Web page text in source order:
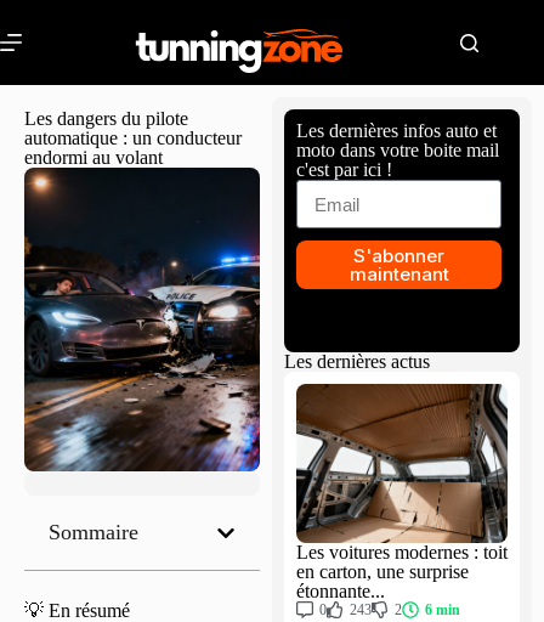
Les dangers du pilote
automatique : un conducteur
endormi au volant
Sommaire
💡 En résumé
Les dernières infos auto et
moto dans votre boite mail
c'est par ici !
S'abonner
maintenant
Les dernières actus
Les voitures modernes : toit
en carton, une surprise
étonnante...
0 243 2 6 min